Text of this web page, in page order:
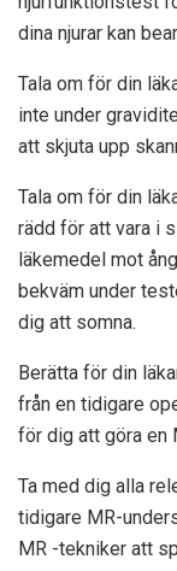
dina njurar kan
Tala om för din
inte under
att skjuta upp
Tala om för din
rädd för att vara i
läkemedel mot
bekväm under
dig att somna.
Berätta för din
från en tidigare
för dig att göra en
Ta med dig alla
tidigare MR-
MR -tekniker att